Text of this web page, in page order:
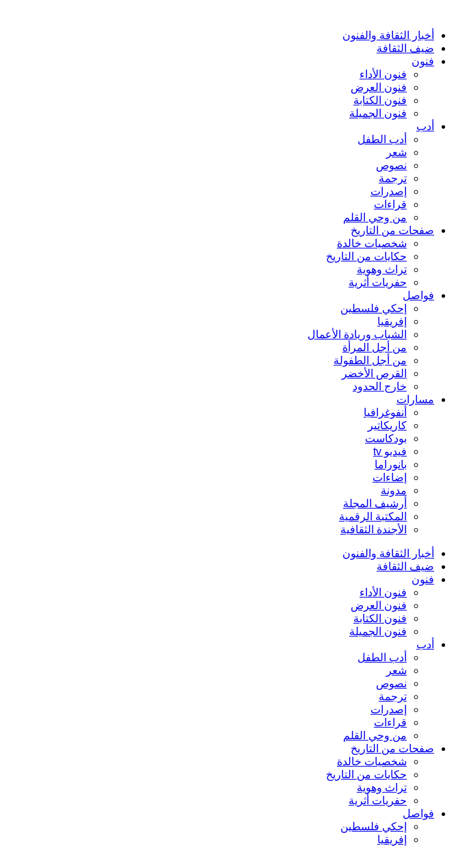
أخبار الثقافة والفنون
ضيف الثقافة
فنون
فنون الأداء
فنون العرض
فنون الكتابة
فنون الجميلة
أدب
أدب الطفل
شعر
نصوص
ترجمة
إصدرات
قراءات
من وحي القلم
صفحات من التاريخ
شخصيات خالدة
حكايات من التاريخ
تراث وهوية
حفريات أثرية
فواصل
إحكي فلسطين
إفريقيا
الشباب وريادة الأعمال
من أجل المرأة
من أجل الطفولة
القرص الأخضر
خارج الحدود
مسارات
أنفوغرافيا
كاريكاتير
بودكاست
فيديو tv
بانوراما
إضاءات
مدونة
أرشيف المجلة
المكتبة الرقمية
الأجندة الثقافية
أخبار الثقافة والفنون
ضيف الثقافة
فنون
فنون الأداء
فنون العرض
فنون الكتابة
فنون الجميلة
أدب
أدب الطفل
شعر
نصوص
ترجمة
إصدرات
قراءات
من وحي القلم
صفحات من التاريخ
شخصيات خالدة
حكايات من التاريخ
تراث وهوية
حفريات أثرية
فواصل
إحكي فلسطين
إفريقيا